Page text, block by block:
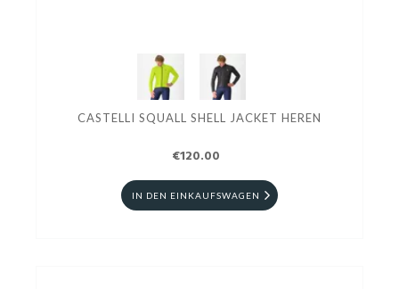
CASTELLI SQUALL SHELL JACKET HEREN
€120.00
IN DEN EINKAUFSWAGEN